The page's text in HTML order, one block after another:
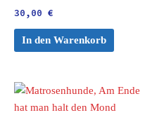
30,00 €
In den Warenkorb